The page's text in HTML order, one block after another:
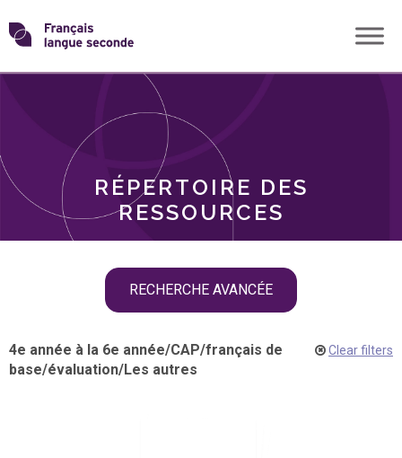
Skip
toTransformons
langue
RÉPERTOIRE DES
RESSOURCES
RECHERCHE AVANCÉE
THÈMES
4e année à la 6e année/CAP/français de
base/évaluation/Les autres
Clear filters